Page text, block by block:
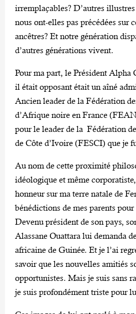
irremplaçables? D’autres
nous ont-elles pas précédées sur
ancêtres? Et notre génération
d’autres générations vivent.
Pour ma part, le Président Alpha
il était opposant était un aîné
Ancien leader de la Fédération
d’Afrique noire en France
pour le leader de la Fédération
de Côte d’Ivoire (FESCI) que je
Au nom de cette proximité
idéologique et même
honneur sur ma terre natale de
bénédictions de mes parents
Devenu président de son pays,
Alassane Ouattara lui demanda
africaine de Guinée. Et je l’ai
savoir que les nouvelles amitiés
opportunistes. Mais je suis sans
je suis profondément triste pour